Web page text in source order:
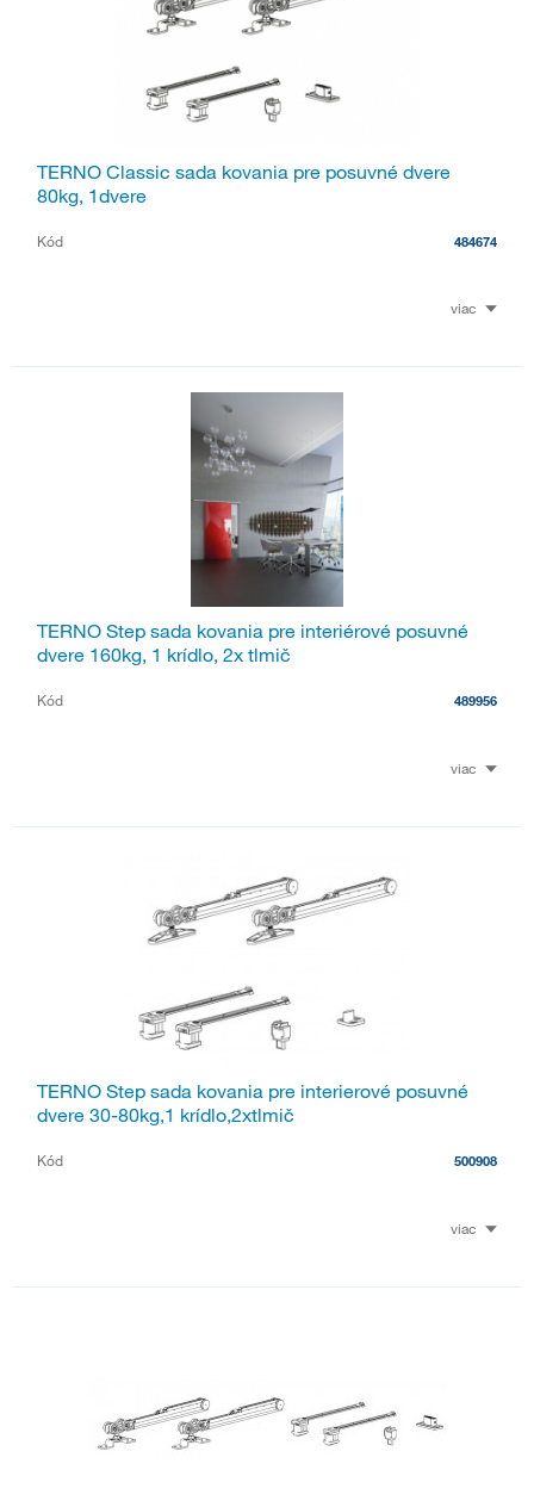
TERNO Classic sada kovania pre posuvné dvere
80kg, 1dvere
Kód 484674
viac
TERNO Step sada kovania pre interiérové posuvné
dvere 160kg, 1 krídlo, 2x tlmič
Kód 489956
viac
TERNO Step sada kovania pre interierové posuvné
dvere 30-80kg,1 krídlo,2xtlmič
Kód 500908
viac